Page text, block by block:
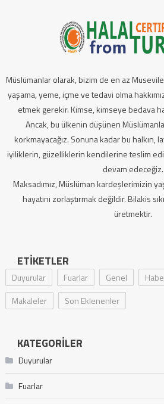
Müslümanlar olarak, bizim de en az
yaşama, yeme, içme ve tedavi olma
etmek gerekir. Kimse, kimseye bedava
Ancak, bu ülkenin düşünen
korkmayacağız. Sonuna kadar bu halkın,
iyiliklerin, güzelliklerin kendilerine teslim
devam edeceğiz.
Maksadımız, Müslüman kardeşlerimizin
hayatını zorlaştırmak değildir. Bilakis
üretmektir.
ETIKETLER
Duyurular Fuarlar Genel
Makaleler
Son Eklenenler
KATEGORILER
Duyurular
Fuarlar